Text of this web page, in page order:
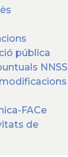
pública
NNSS
modificacions
FACe
de